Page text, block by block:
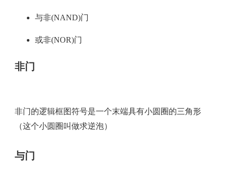
与非(NAND)门
或非(NOR)门
非门
非门的逻辑框图符号是一个末端具有小圆圈的三角形
（这个小圆圈叫做求逆泡）
与门